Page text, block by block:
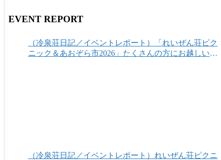
EVENT REPORT
（冷泉荘日記／イベントレポート）「れいぜん荘ピク
ニック＆あおぞら市2026」たくさんの方にお越しいた
（冷泉荘日記／イベントレポート）れいぜん荘ピクニ